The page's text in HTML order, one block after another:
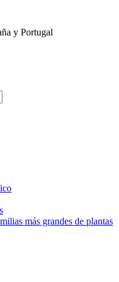
y Portugal
más grandes de plantas